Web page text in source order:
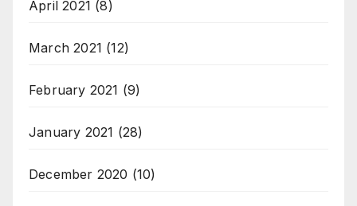
April 2021 (8)
March 2021 (12)
February 2021 (9)
January 2021 (28)
December 2020 (10)